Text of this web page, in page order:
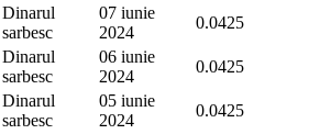
Dinarul
sarbesc
07 iunie
2024
0.0425
Dinarul
sarbesc
06 iunie
2024
0.0425
Dinarul
sarbesc
05 iunie
2024
0.0425